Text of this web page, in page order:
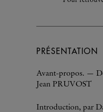
PRÉSENTATION
Avant-propos. —
Jean PRUVOST
Introduction, par